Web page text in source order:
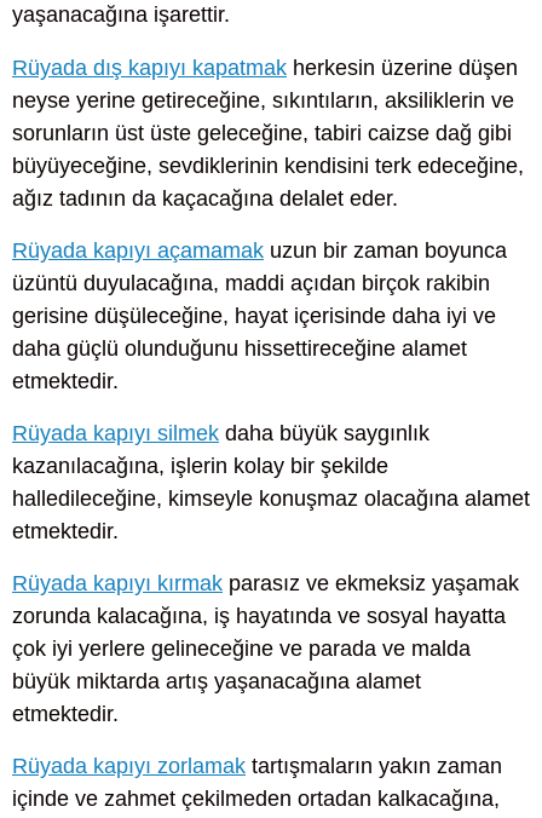
yaşanacağına işarettir.
Rüyada dış kapıyı kapatmak herkesin üzerine düşen
neyse yerine getireceğine, sıkıntıların, aksiliklerin ve
sorunların üst üste geleceğine, tabiri caizse dağ gibi
büyüyeceğine, sevdiklerinin kendisini terk edeceğine,
ağız tadının da kaçacağına delalet eder.
Rüyada kapıyı açamamak uzun bir zaman boyunca
üzüntü duyulacağına, maddi açıdan birçok rakibin
gerisine düşüleceğine, hayat içerisinde daha iyi ve
daha güçlü olunduğunu hissettireceğine alamet
etmektedir.
Rüyada kapıyı silmek daha büyük saygınlık
kazanılacağına, işlerin kolay bir şekilde
halledileceğine, kimseyle konuşmaz olacağına alamet
etmektedir.
Rüyada kapıyı kırmak parasız ve ekmeksiz yaşamak
zorunda kalacağına, iş hayatında ve sosyal hayatta
çok iyi yerlere gelineceğine ve parada ve malda
büyük miktarda artış yaşanacağına alamet
etmektedir.
Rüyada kapıyı zorlamak tartışmaların yakın zaman
içinde ve zahmet çekilmeden ortadan kalkacağına,